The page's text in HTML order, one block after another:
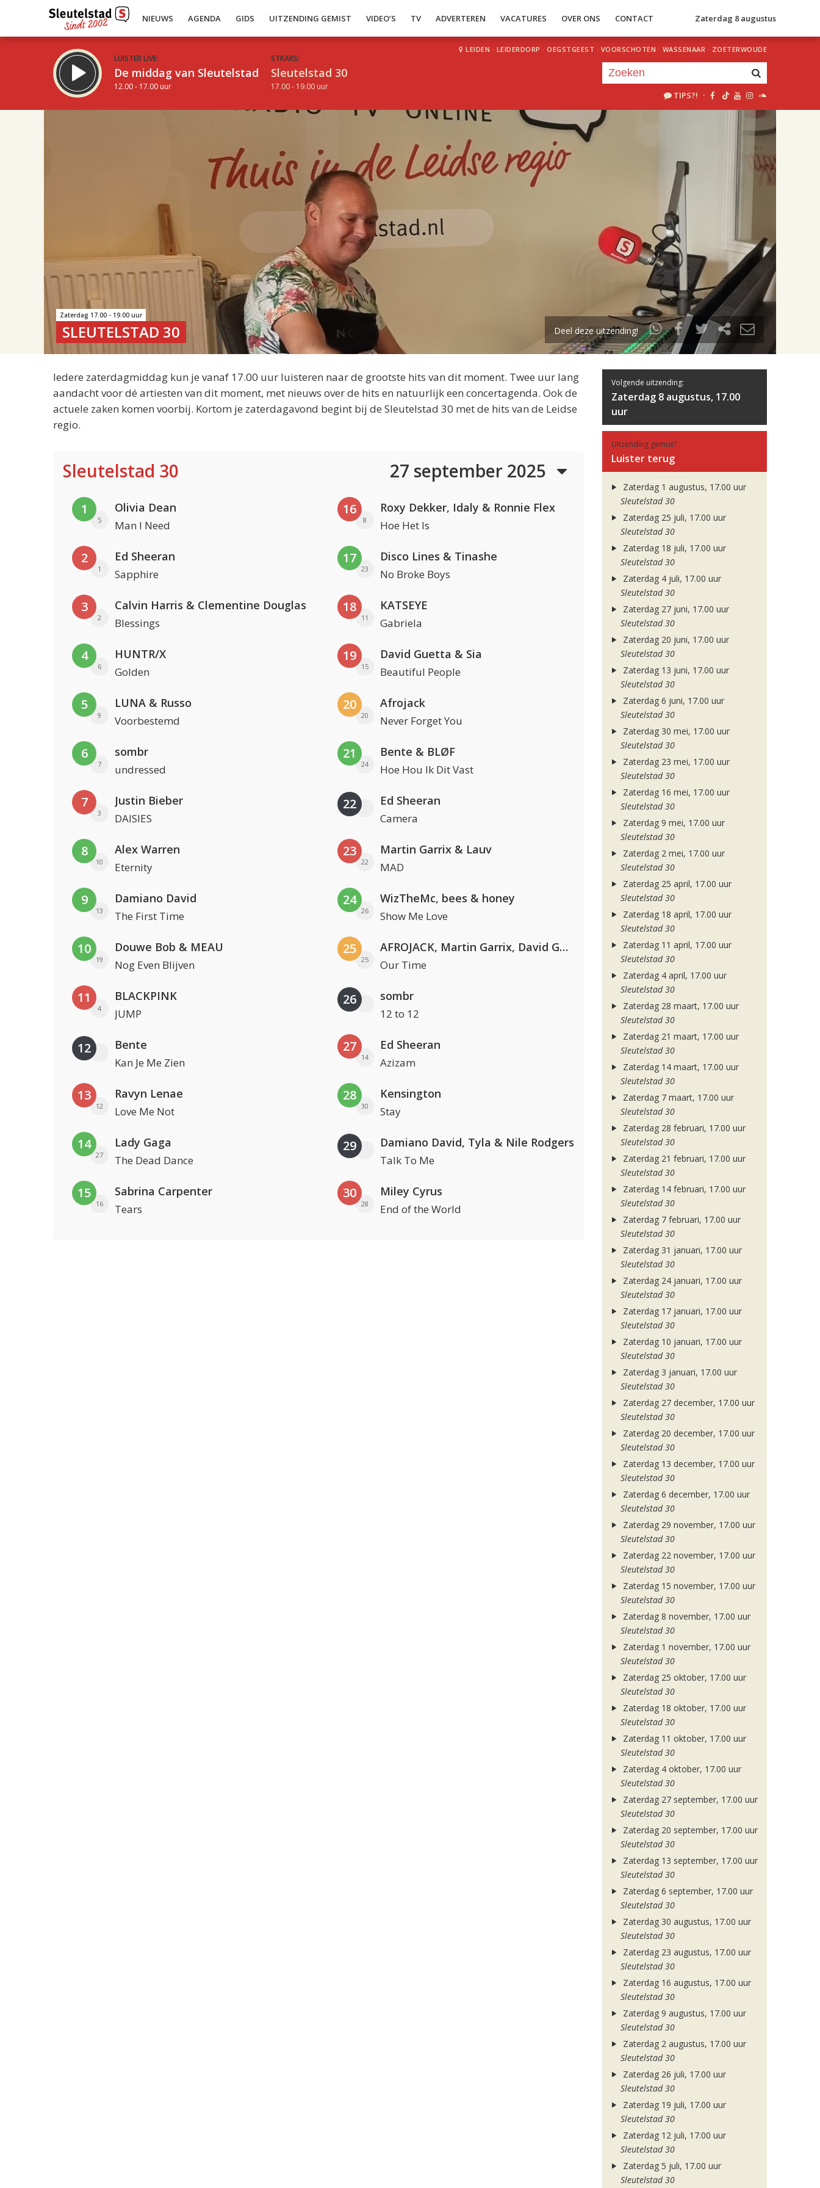
NIEUWS AGENDA GIDS UITZENDING GEMIST VIDEO’S TV ADVERTEREN VACATURES OVER ONS CONTACT Zaterdag 8 augustus
LUISTER LIVE:
De middag van Sleutelstad
12.00 - 17.00 uur
STRAKS:
Sleutelstad 30
17.00 - 19.00 uur
LEIDEN · LEIDERDORP · OEGSTGEEST · VOORSCHOTEN · WASSENAAR · ZOETERWOUDE
TIPS?! ·
uur 1 van 2
Volgend uur
Zaterdag 17.00 - 19.00 uur
SLEUTELSTAD 30 Deel deze uitzending!
Iedere zaterdagmiddag kun je vanaf 17.00 uur luisteren naar de grootste hits van dit moment. Twee uur lang
aandacht voor dé artiesten van dit moment, met nieuws over de hits en natuurlijk een concertagenda. Ook de
actuele zaken komen voorbij. Kortom je zaterdagavond begint bij de Sleutelstad 30 met de hits van de Leidse
regio.
Sleutelstad 30 27 september 2025
1
5
Olivia Dean
Man I Need
2
1
Ed Sheeran
Sapphire
3
2
Calvin Harris & Clementine Douglas
Blessings
4
6
HUNTR/X
Golden
5
9
LUNA & Russo
Voorbestemd
6
7
sombr
undressed
7
3
Justin Bieber
DAISIES
8
10
Alex Warren
Eternity
9
13
Damiano David
The First Time
10
19
Douwe Bob & MEAU
Nog Even Blijven
11
4
BLACKPINK
JUMP
12 Bente
Kan Je Me Zien
13
12
Ravyn Lenae
Love Me Not
14
27
Lady Gaga
The Dead Dance
15
16
Sabrina Carpenter
Tears
16
8
Roxy Dekker, Idaly & Ronnie Flex
Hoe Het Is
17
23
Disco Lines & Tinashe
No Broke Boys
18
11
KATSEYE
Gabriela
19
15
David Guetta & Sia
Beautiful People
20
20
Afrojack
Never Forget You
21
24
Bente & BLØF
Hoe Hou Ik Dit Vast
22 Ed Sheeran
Camera
23
22
Martin Garrix & Lauv
MAD
24
26
WizTheMc, bees & honey
Show Me Love
25
25
AFROJACK, Martin Garrix, David Guetta & Amél
Our Time
26 sombr
12 to 12
27
14
Ed Sheeran
Azizam
28
30
Kensington
Stay
29 Damiano David, Tyla & Nile Rodgers
Talk To Me
30
28
Miley Cyrus
End of the World
Volgende uitzending:
Zaterdag 8 augustus, 17.00
uur
Uitzending gemist?
Luister terug
Zaterdag 1 augustus, 17.00 uur
Sleutelstad 30
Zaterdag 25 juli, 17.00 uur
Sleutelstad 30
Zaterdag 18 juli, 17.00 uur
Sleutelstad 30
Zaterdag 4 juli, 17.00 uur
Sleutelstad 30
Zaterdag 27 juni, 17.00 uur
Sleutelstad 30
Zaterdag 20 juni, 17.00 uur
Sleutelstad 30
Zaterdag 13 juni, 17.00 uur
Sleutelstad 30
Zaterdag 6 juni, 17.00 uur
Sleutelstad 30
Zaterdag 30 mei, 17.00 uur
Sleutelstad 30
Zaterdag 23 mei, 17.00 uur
Sleutelstad 30
Zaterdag 16 mei, 17.00 uur
Sleutelstad 30
Zaterdag 9 mei, 17.00 uur
Sleutelstad 30
Zaterdag 2 mei, 17.00 uur
Sleutelstad 30
Zaterdag 25 april, 17.00 uur
Sleutelstad 30
Zaterdag 18 april, 17.00 uur
Sleutelstad 30
Zaterdag 11 april, 17.00 uur
Sleutelstad 30
Zaterdag 4 april, 17.00 uur
Sleutelstad 30
Zaterdag 28 maart, 17.00 uur
Sleutelstad 30
Zaterdag 21 maart, 17.00 uur
Sleutelstad 30
Zaterdag 14 maart, 17.00 uur
Sleutelstad 30
Zaterdag 7 maart, 17.00 uur
Sleutelstad 30
Zaterdag 28 februari, 17.00 uur
Sleutelstad 30
Zaterdag 21 februari, 17.00 uur
Sleutelstad 30
Zaterdag 14 februari, 17.00 uur
Sleutelstad 30
Zaterdag 7 februari, 17.00 uur
Sleutelstad 30
Zaterdag 31 januari, 17.00 uur
Sleutelstad 30
Zaterdag 24 januari, 17.00 uur
Sleutelstad 30
Zaterdag 17 januari, 17.00 uur
Sleutelstad 30
Zaterdag 10 januari, 17.00 uur
Sleutelstad 30
Zaterdag 3 januari, 17.00 uur
Sleutelstad 30
Zaterdag 27 december, 17.00 uur
Sleutelstad 30
Zaterdag 20 december, 17.00 uur
Sleutelstad 30
Zaterdag 13 december, 17.00 uur
Sleutelstad 30
Zaterdag 6 december, 17.00 uur
Sleutelstad 30
Zaterdag 29 november, 17.00 uur
Sleutelstad 30
Zaterdag 22 november, 17.00 uur
Sleutelstad 30
Zaterdag 15 november, 17.00 uur
Sleutelstad 30
Zaterdag 8 november, 17.00 uur
Sleutelstad 30
Zaterdag 1 november, 17.00 uur
Sleutelstad 30
Zaterdag 25 oktober, 17.00 uur
Sleutelstad 30
Zaterdag 18 oktober, 17.00 uur
Sleutelstad 30
Zaterdag 11 oktober, 17.00 uur
Sleutelstad 30
Zaterdag 4 oktober, 17.00 uur
Sleutelstad 30
Zaterdag 27 september, 17.00 uur
Sleutelstad 30
Zaterdag 20 september, 17.00 uur
Sleutelstad 30
Zaterdag 13 september, 17.00 uur
Sleutelstad 30
Zaterdag 6 september, 17.00 uur
Sleutelstad 30
Zaterdag 30 augustus, 17.00 uur
Sleutelstad 30
Zaterdag 23 augustus, 17.00 uur
Sleutelstad 30
Zaterdag 16 augustus, 17.00 uur
Sleutelstad 30
Zaterdag 9 augustus, 17.00 uur
Sleutelstad 30
Zaterdag 2 augustus, 17.00 uur
Sleutelstad 30
Zaterdag 26 juli, 17.00 uur
Sleutelstad 30
Zaterdag 19 juli, 17.00 uur
Sleutelstad 30
Zaterdag 12 juli, 17.00 uur
Sleutelstad 30
Zaterdag 5 juli, 17.00 uur
Sleutelstad 30